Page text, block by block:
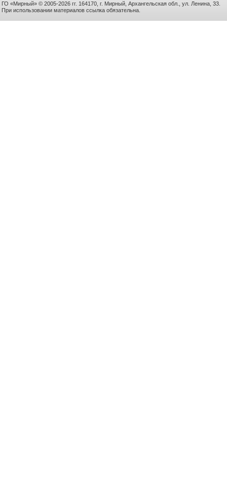
ГО «Мирный» © 2005-2026 гг. 164170, г. Мирный, Архангельская обл., ул. Ленина, 33.
При использовании материалов ссылка обязательна.